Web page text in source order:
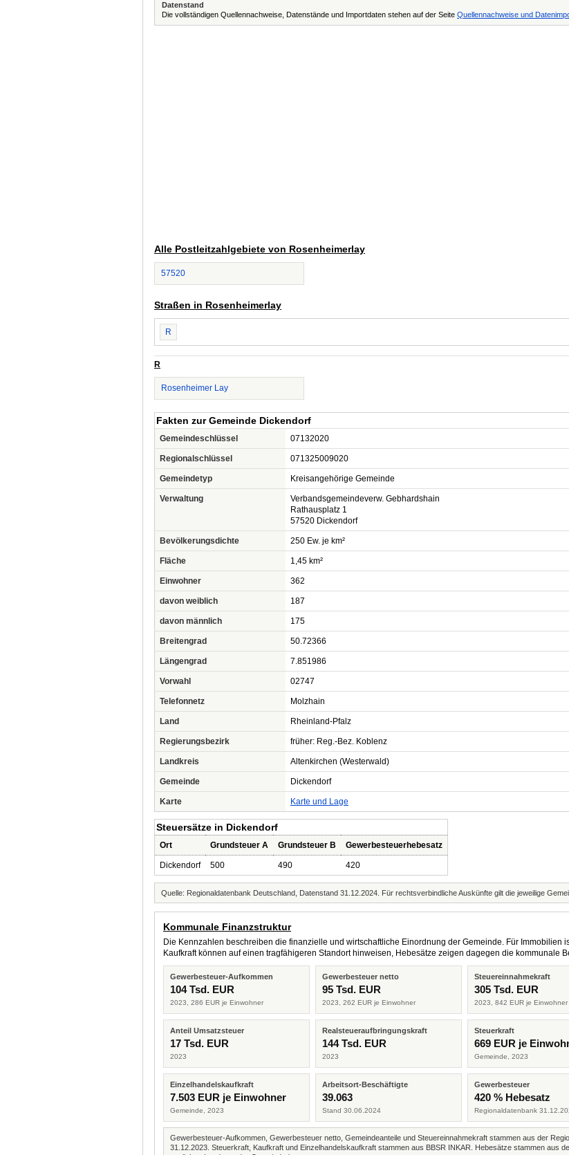
Datenstand
Die vollständigen Quellennachweise, Datenstände und Importdaten stehen auf der Seite Quellennachweise und
Alle Postleitzahlgebiete von Rosenheimerlay
57520
Straßen in Rosenheimerlay
R
R
Rosenheimer Lay
Fakten zur Gemeinde Dickendorf
Gemeindeschlüssel 07132020
Regionalschlüssel 071325009020
Gemeindetyp Kreisangehörige Gemeinde
Verwaltung
Verbandsgemeindeverw. Gebhardshain
Rathausplatz 1
57520 Dickendorf
Bevölkerungsdichte 250 Ew. je km²
Fläche 1,45 km²
Einwohner 362
davon weiblich 187
davon männlich 175
Breitengrad 50.72366
Längengrad 7.851986
Vorwahl 02747
Telefonnetz Molzhain
Land Rheinland-Pfalz
Regierungsbezirk früher: Reg.-Bez. Koblenz
Landkreis Altenkirchen (Westerwald)
Gemeinde Dickendorf
Karte Karte und Lage
Steuersätze in Dickendorf
Ort Grundsteuer A Grundsteuer B Gewerbesteuerhebesatz
Dickendorf 500 490 420
Quelle: Regionaldatenbank Deutschland, Datenstand 31.12.2024. Für rechtsverbindliche Auskünfte gilt die jeweilige
Kommunale Finanzstruktur
Die Kennzahlen beschreiben die finanzielle und wirtschaftliche Einordnung der Gemeinde. Für Immobilien
Kaufkraft können auf einen tragfähigeren Standort hinweisen, Hebesätze zeigen dagegen die kommunale
Gewerbesteuer-Aufkommen
104 Tsd. EUR
2023, 286 EUR je Einwohner
Gewerbesteuer netto
95 Tsd. EUR
2023, 262 EUR je Einwohner
Steuereinnahmekraft
305 Tsd. EUR
2023, 842 EUR je Einwohner
Anteil Umsatzsteuer
17 Tsd. EUR
2023
Realsteueraufbringungskraft
144 Tsd. EUR
2023
Steuerkraft
669 EUR je
Gemeinde, 2023
Einzelhandelskaufkraft
7.503 EUR je Einwohner
Gemeinde, 2023
Arbeitsort-Beschäftigte
39.063
Stand 30.06.2024
Gewerbesteuer
420 % Hebesatz
Regionaldatenbank
Gewerbesteuer-Aufkommen, Gewerbesteuer netto, Gemeindeanteile und Steuereinnahmekraft stammen aus der
31.12.2023. Steuerkraft, Kaufkraft und Einzelhandelskaufkraft stammen aus BBSR INKAR. Hebesätze stammen aus